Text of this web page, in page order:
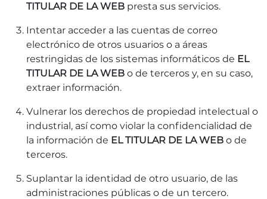
TITULAR DE LA WEB presta sus servicios.
Intentar acceder a las cuentas de correo
electrónico de otros usuarios o a áreas
restringidas de los sistemas informáticos de EL
TITULAR DE LA WEB o de terceros y, en su caso,
extraer información.
Vulnerar los derechos de propiedad intelectual o
industrial, así como violar la confidencialidad de
la información de EL TITULAR DE LA WEB o de
terceros.
Suplantar la identidad de otro usuario, de las
administraciones públicas o de un tercero.